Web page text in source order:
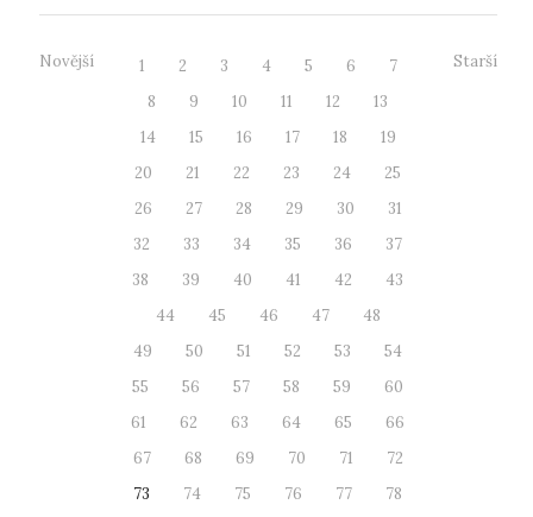
Novější 1 2 3 4 5 6
7
8
9 10 11 12
13
14
15 16 17 18
19
20
21 22 23 24
25
26
27 28 29 30
31
32
33 34 35 36
37
38
39 40 41 42
43
44
45 46 47
48
49
50 51 52 53
54
55
56 57 58 59
60
61
62 63 64 65
66
67
68 69 70 71
72
73
74 75 76 77
78
Starší